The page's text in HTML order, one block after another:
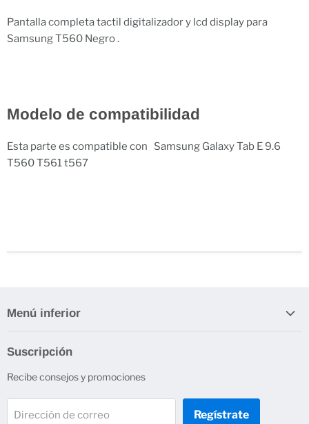
Pantalla completa tactil digitalizador y lcd display para
Samsung T560 Negro .
Modelo de compatibilidad
Esta parte es compatible con Samsung Galaxy Tab E 9.6
T560 T561 t567
Menú inferior
Suscripción
Recibe consejos y promociones
Dirección de correo Regístrate